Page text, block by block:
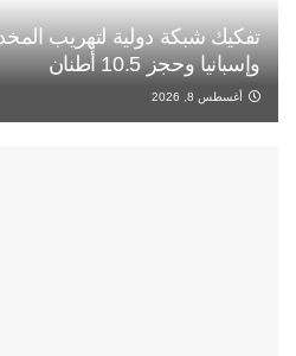
تفكيك شبكة دولية لتهريب
وإسبانيا وحجز 10.5 أطنان
أغسطس 8, 2026